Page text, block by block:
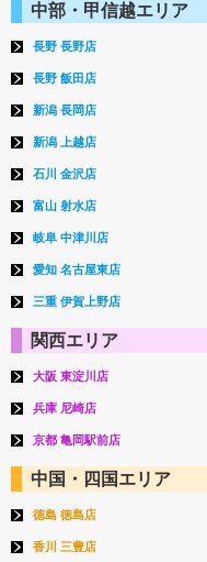
中部・甲信越エリア
長野 長野店
長野 飯田店
新潟 長岡店
新潟 上越店
石川 金沢店
富山 射水店
岐阜 中津川店
愛知 名古屋東店
三重 伊賀上野店
関西エリア
大阪 東淀川店
兵庫 尼崎店
京都 亀岡駅前店
中国・四国エリア
徳島 徳島店
香川 三豊店